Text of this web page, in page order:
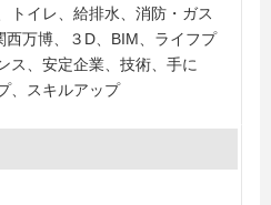
トイレ、給排水、消防・ガス
万博、３D、BIM、ライフプ
ス、安定企業、技術、手に
、スキルアップ